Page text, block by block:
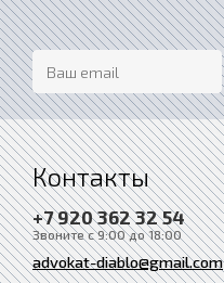
Контакты
+7 920 362 32 54
Звоните с 9:00 до 18:00
advokat-diablo@gmail.com